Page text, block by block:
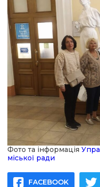
Фото та інформація
міської ради
FACEBOOK